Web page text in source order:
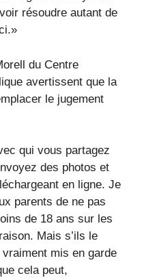
résoudre autant de
du Centre
avertissent que la
le jugement
qui vous partagez
des photos et
en ligne. Je
parents de ne pas
de 18 ans sur les
Mais s’ils le
mis en garde
cela peut,